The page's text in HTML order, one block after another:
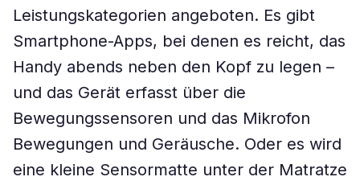
Leistungskategorien angeboten. Es gibt
Smartphone-Apps, bei denen es reicht, das
Handy abends neben den Kopf zu legen –
und das Gerät erfasst über die
Bewegungssensoren und das Mikrofon
Bewegungen und Geräusche. Oder es wird
eine kleine Sensormatte unter der Matratze